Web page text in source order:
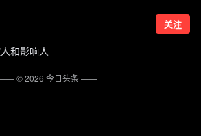
关注
和影响人
©2026 今日头条——